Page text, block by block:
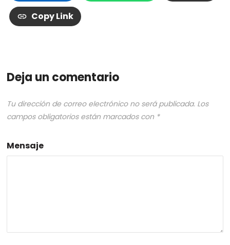
Copy Link
Deja un comentario
Tu dirección de correo electrónico no será publicada. Los
campos obligatorios están marcados con *
Mensaje